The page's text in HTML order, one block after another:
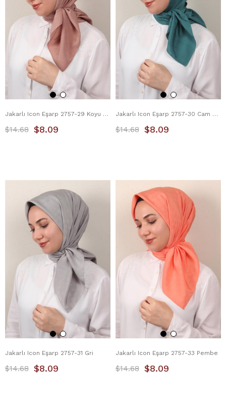
Jakarlı Icon Eşarp 2757-29 Koyu Pudra
$8.09
$14.68
Jakarlı Icon Eşarp 2757-30 Cam Göbeği
$8.09
$14.68
Jakarlı Icon Eşarp 2757-31 Gri
$8.09
$14.68
Jakarlı Icon Eşarp 2757-33 Pembe
$8.09
$14.68